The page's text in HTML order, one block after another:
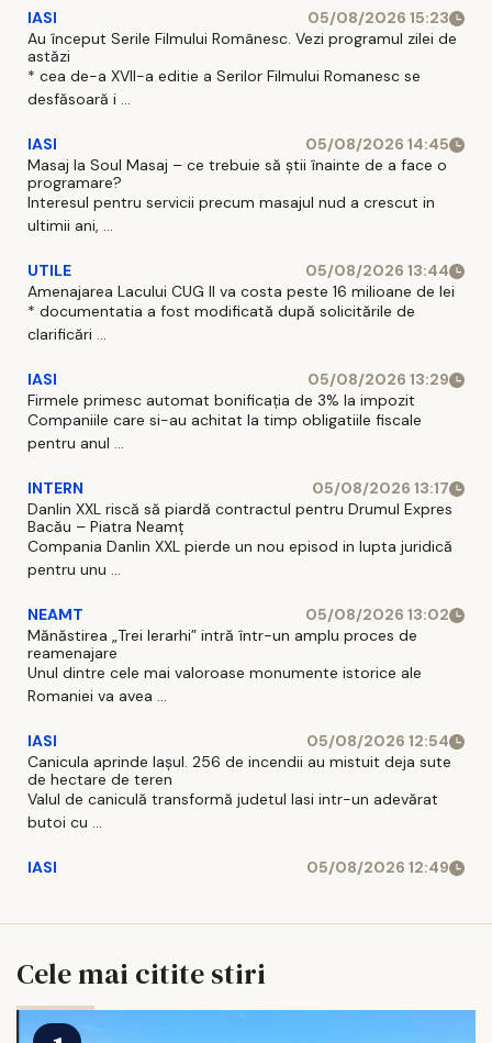
IASI
05/08/2026 15:23
Au început Serile Filmului Românesc. Vezi programul zilei de
astăzi
* cea de-a XVII-a editie a Serilor Filmului Romanesc se
desfăsoară i ...
IASI
05/08/2026 14:45
Masaj la Soul Masaj – ce trebuie să știi înainte de a face o
programare?
Interesul pentru servicii precum masajul nud a crescut in
ultimii ani, ...
UTILE
05/08/2026 13:44
Amenajarea Lacului CUG II va costa peste 16 milioane de lei
* documentatia a fost modificată după solicitările de
clarificări ...
IASI
05/08/2026 13:29
Firmele primesc automat bonificația de 3% la impozit
Companiile care si-au achitat la timp obligatiile fiscale
pentru anul ...
INTERN
05/08/2026 13:17
Danlin XXL riscă să piardă contractul pentru Drumul Expres
Bacău – Piatra Neamț
Compania Danlin XXL pierde un nou episod in lupta juridică
pentru unu ...
NEAMT
05/08/2026 13:02
Mănăstirea „Trei Ierarhi” intră într-un amplu proces de
reamenajare
Unul dintre cele mai valoroase monumente istorice ale
Romaniei va avea ...
IASI
05/08/2026 12:54
Canicula aprinde Iașul. 256 de incendii au mistuit deja sute
de hectare de teren
Valul de caniculă transformă judetul Iasi intr-un adevărat
butoi cu ...
IASI 05/08/2026 12:49
Cele mai citite stiri